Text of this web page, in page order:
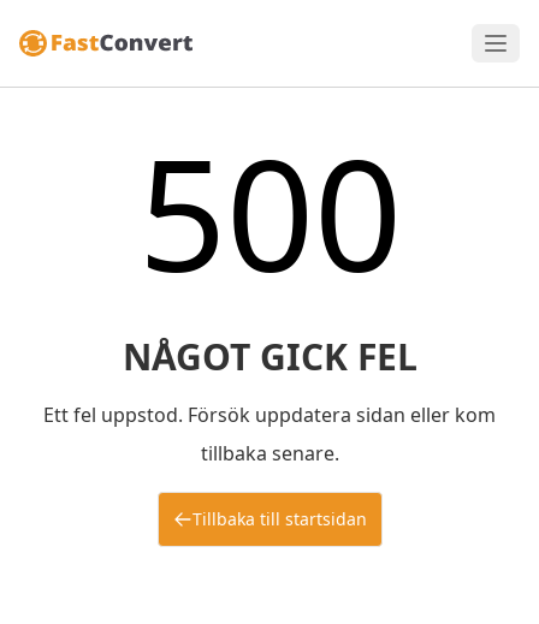
500
NÅGOT GICK FEL
Ett fel uppstod. Försök uppdatera sidan eller kom
tillbaka senare.
Tillbaka till startsidan